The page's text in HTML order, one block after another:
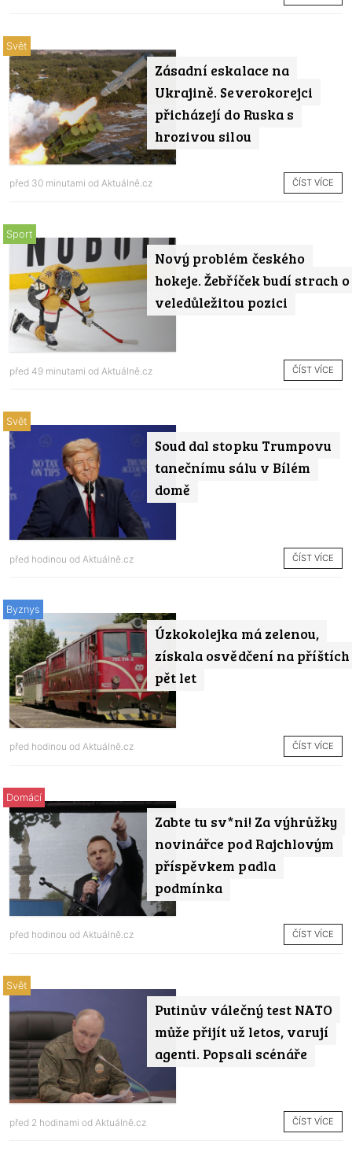
Zásadní eskalace na
Ukrajině. Severokorejci
přicházejí do Ruska s
hrozivou silou
Svět
před 30 minutami od Aktuálně.cz ČÍST VÍCE
Nový problém českého
hokeje. Žebříček budí strach o
veledůležitou pozici
Sport
před 49 minutami od Aktuálně.cz ČÍST VÍCE
Soud dal stopku Trumpovu
tanečnímu sálu v Bílém
domě
Svět
před hodinou od Aktuálně.cz ČÍST VÍCE
Úzkokolejka má zelenou,
získala osvědčení na příštích
pět let
Byznys
před hodinou od Aktuálně.cz ČÍST VÍCE
Zabte tu sv*ni! Za výhrůžky
novinářce pod Rajchlovým
příspěvkem padla
podmínka
Domácí
před hodinou od Aktuálně.cz ČÍST VÍCE
Putinův válečný test NATO
může přijít už letos, varují
agenti. Popsali scénáře
Svět
před 2 hodinami od Aktuálně.cz ČÍST VÍCE